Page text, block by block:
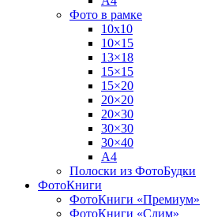
Фото в рамке
10х10
10×15
13×18
15×15
15×20
20×20
20×30
30×30
30×40
A4
Полоски из ФотоБудки
ФотоКниги
ФотоКниги «Премиум»
ФотоКниги «Слим»